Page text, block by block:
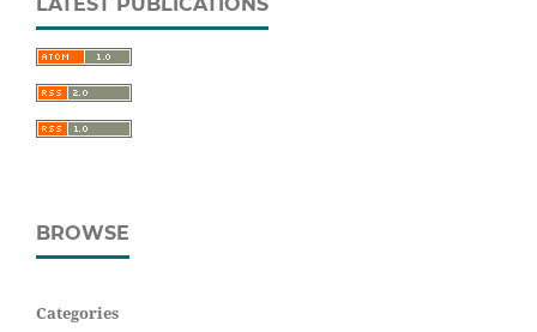
BROWSE
Categories